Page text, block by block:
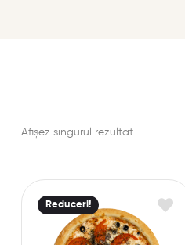
Afișez singurul rezultat
Reduceri!